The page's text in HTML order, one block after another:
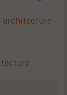
architecture-